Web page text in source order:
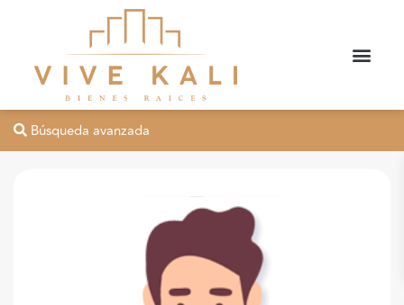
Búsqueda avanzada